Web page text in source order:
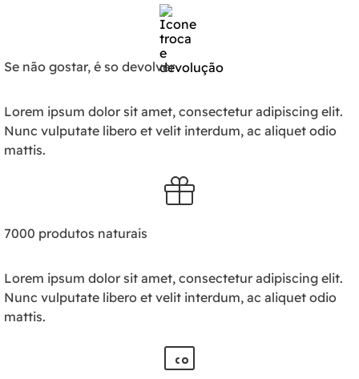
Se não gostar, é so devolver
Lorem ipsum dolor sit amet, consectetur adipiscing elit.
Nunc vulputate libero et velit interdum, ac aliquet odio
mattis.
7000 produtos naturais
Lorem ipsum dolor sit amet, consectetur adipiscing elit.
Nunc vulputate libero et velit interdum, ac aliquet odio
mattis.